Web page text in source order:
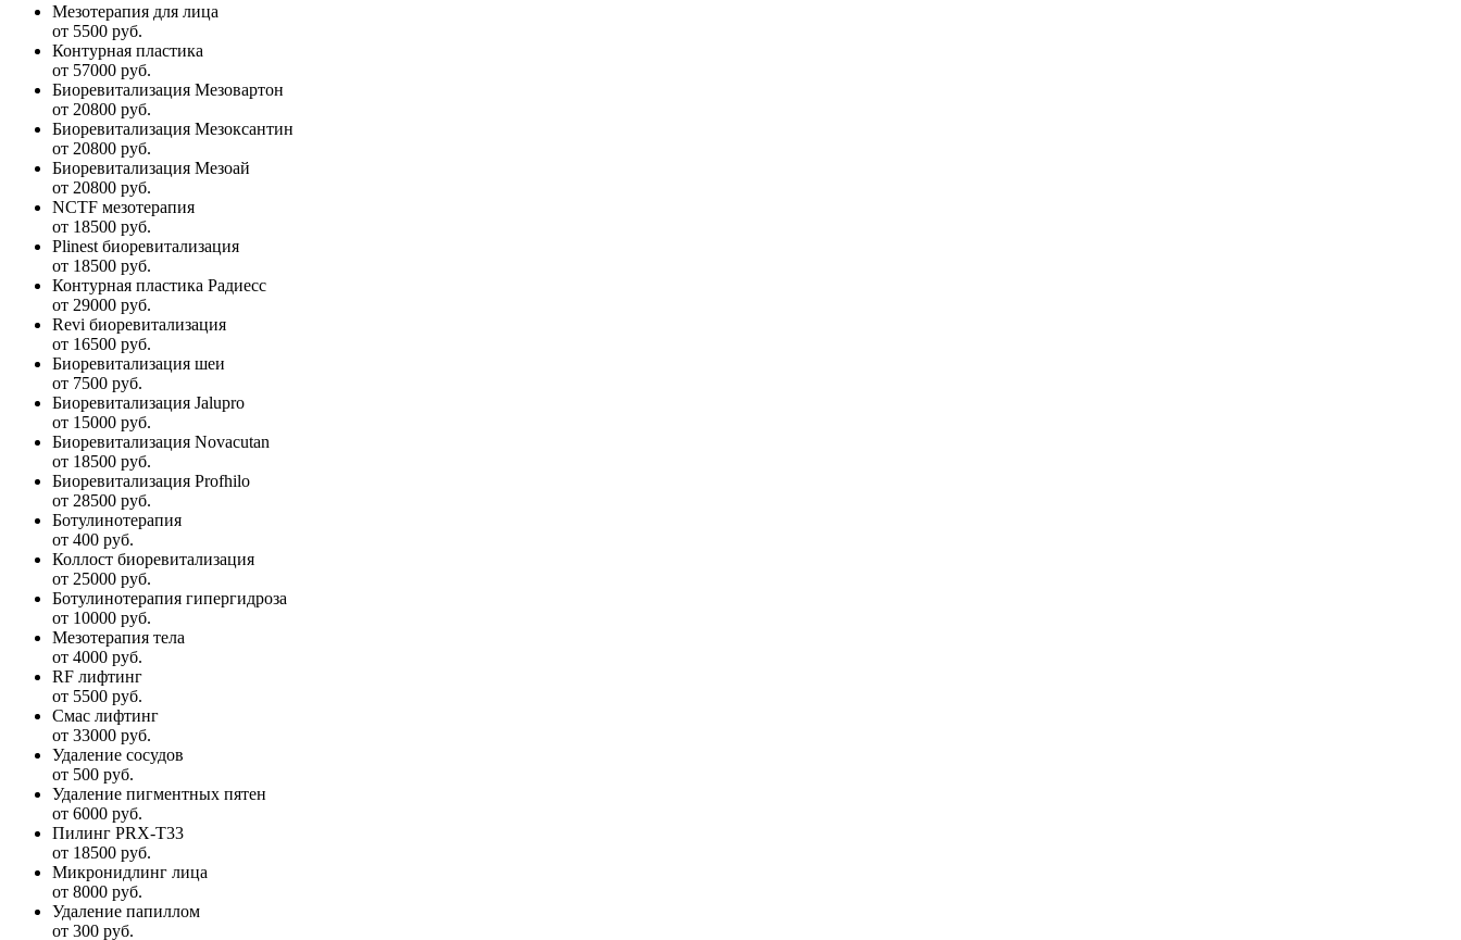
Мезотерапия для лица
от 5500 руб.
Контурная пластика
от 57000 руб.
Биоревитализация Мезовартон
от 20800 руб.
Биоревитализация Мезоксантин
от 20800 руб.
Биоревитализация Мезоай
от 20800 руб.
NCTF мезотерапия
от 18500 руб.
Plinest биоревитализация
от 18500 руб.
Контурная пластика Радиесс
от 29000 руб.
Revi биоревитализация
от 16500 руб.
Биоревитализация шеи
от 7500 руб.
Биоревитализация Jalupro
от 15000 руб.
Биоревитализация Novacutan
от 18500 руб.
Биоревитализация Profhilo
от 28500 руб.
Ботулинотерапия
от 400 руб.
Коллост биоревитализация
от 25000 руб.
Ботулинотерапия гипергидроза
от 10000 руб.
Мезотерапия тела
от 4000 руб.
RF лифтинг
от 5500 руб.
Смас лифтинг
от 33000 руб.
Удаление сосудов
от 500 руб.
Удаление пигментных пятен
от 6000 руб.
Пилинг PRX-T33
от 18500 руб.
Микронидлинг лица
от 8000 руб.
Удаление папиллом
от 300 руб.